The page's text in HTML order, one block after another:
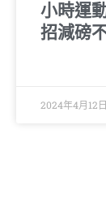
小時運
招減磅
2024年4月12日